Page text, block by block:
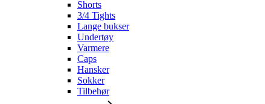
Caps
Hansker
Sokker
Tilbehør
Leisurewear
Alle i kategorien Leisurewear
T-skjorter
Gensere